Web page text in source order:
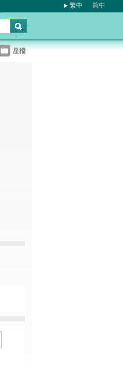
繁中 简中
星檔